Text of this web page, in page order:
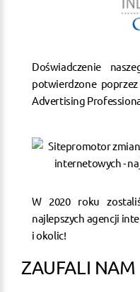
Doświadczenie
potwierdzone
Advertising
W 2020 roku
najlepszych agencji
i okolic!
ZAUFALI NAM